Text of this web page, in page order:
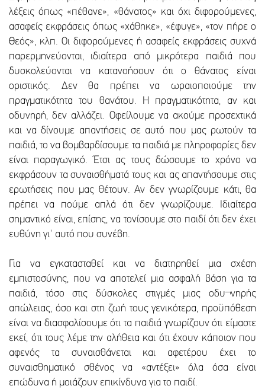
λέξεις όπως «πέθανε», «θάνατος» και όχι διφορούμενες,
ασαφείς εκφράσεις όπως «χάθηκε», «έφυγε», «τον πήρε ο
Θεός», κλπ. Οι διφορούμενες ή ασαφείς εκφράσεις συχνά
παρερμηνεύονται, ιδιαίτερα από μικρότερα παιδιά που
δυσκολεύονται να κατανοήσουν ότι ο θάνατος είναι
οριστικός. Δεν θα πρέπει να ωραιοποιούμε την
πραγματικότητα του θανάτου. Η πραγματικότητα, αν και
οδυνηρή, δεν αλλάζει. Οφείλουμε να ακούμε προσεχτικά
και να δίνουμε απαντήσεις σε αυτό που μας ρωτούν τα
παιδιά, το να βομβαρδίσουμε τα παιδιά με πληροφορίες δεν
είναι παραγωγικό. Έτσι ας τους δώσουμε το χρόνο να
εκφράσουν τα συναισθήματά τους και ας απαντήσουμε στις
ερωτήσεις που μας θέτουν. Αν δεν γνωρίζουμε κάτι, θα
πρέπει να πούμε απλά ότι δεν γνωρίζουμε. Ιδιαίτερα
σημαντικό είναι, επίσης, να τονίσουμε στο παιδί ότι δεν έχει
ευθύνη γι' αυτό που συνέβη.
Για να εγκατασταθεί και να διατηρηθεί μια σχέση
εμπιστοσύνης, που να αποτελεί μια ασφαλή βάση για τα
παιδιά, τόσο στις δύσκολες στιγμές μιας οδυ¬νηρής
απώλειας, όσο και στη ζωή τους γενικότερα, προϋπόθεση
είναι να διασφαλίσουμε ότι τα παιδιά γνωρίζουν ότι είμαστε
εκεί, ότι τους λέμε την αλήθεια και ότι έχουν κάποιον που
αφενός τα συναισθάνεται και αφετέρου έχει το
συναισθηματικό σθένος να «αντέξει» όλα όσα είναι
επώδυνα ή μοιάζουν επικίνδυνα για το παιδί.